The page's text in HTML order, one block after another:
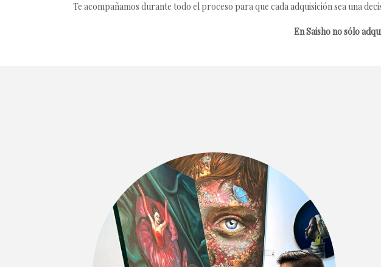
Te acompañamos durante todo el proceso para que cada adquisición sea una
En Saisho no sólo